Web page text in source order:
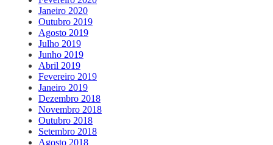
Janeiro 2020
Outubro 2019
Agosto 2019
Julho 2019
Junho 2019
Abril 2019
Fevereiro 2019
Janeiro 2019
Dezembro 2018
Novembro 2018
Outubro 2018
Setembro 2018
Agosto 2018